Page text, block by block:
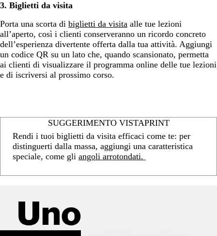
3. Biglietti da visita
Porta una scorta di biglietti da visita alle tue lezioni
all’aperto, così i clienti conserveranno un ricordo concreto
dell’esperienza divertente offerta dalla tua attività. Aggiungi
un codice QR su un lato che, quando scansionato, permetta
ai clienti di visualizzare il programma online delle tue lezioni
e di iscriversi al prossimo corso.
SUGGERIMENTO VISTAPRINT
Rendi i tuoi biglietti da visita efficaci come te: per
distinguerti dalla massa, aggiungi una caratteristica
speciale, come gli angoli arrotondati.